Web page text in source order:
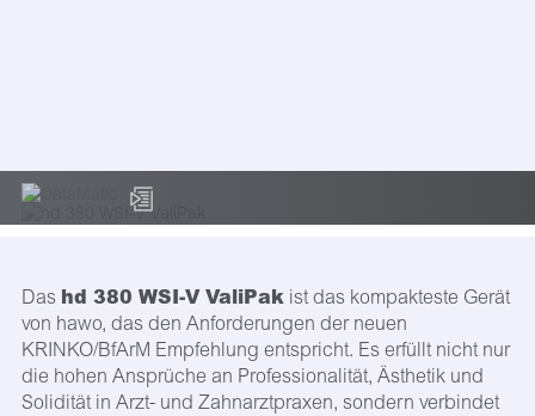
Das hd 380 WSI-V ValiPakist das kompakteste Gerät
von hawo, das den Anforderungen der neuen
KRINKO/BfArM Empfehlung entspricht. Es erfüllt nicht nur
die hohen Ansprüche an Professionalität, Ästhetik und
Solidität in Arzt- und Zahnarztpraxen, sondern verbindet